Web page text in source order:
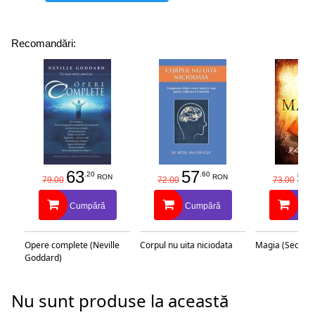
Recomandări:
79.00 63.20 RON
Cumpără
Opere complete (Neville
Goddard)
72.00 57.60 RON
Cumpără
Corpul nu uita niciodata
73.00 58
Magia
Nu sunt produse la această